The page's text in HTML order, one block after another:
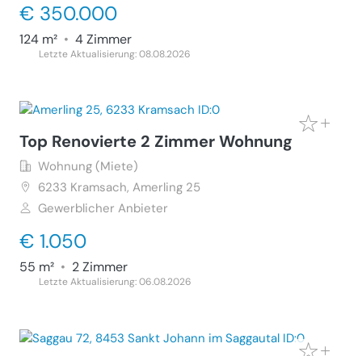
€ 350.000
124 m² • 4 Zimmer
Letzte Aktualisierung: 08.08.2026
Top Renovierte 2 Zimmer Wohnung
Wohnung (Miete)
6233 Kramsach, Amerling 25
Gewerblicher Anbieter
€ 1.050
55 m² • 2 Zimmer
Letzte Aktualisierung: 06.08.2026